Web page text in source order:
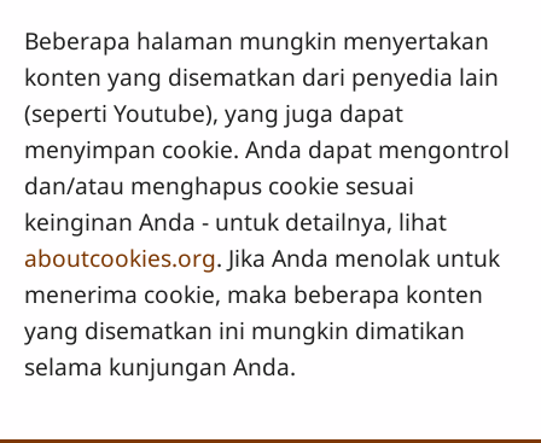
Beberapa halaman mungkin menyertakan
konten yang disematkan dari penyedia lain
(seperti Youtube), yang juga dapat
menyimpan cookie. Anda dapat mengontrol
dan/atau menghapus cookie sesuai
keinginan Anda - untuk detailnya, lihat
aboutcookies.org. Jika Anda menolak untuk
menerima cookie, maka beberapa konten
yang disematkan ini mungkin dimatikan
selama kunjungan Anda.